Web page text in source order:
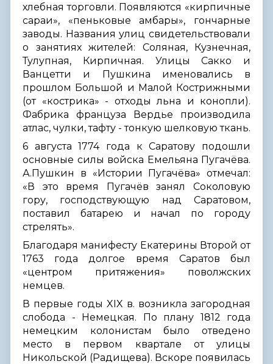
хлебная торговли. Появляются «кирпичные
сараи», «пеньковые амбары», гончарные
заводы. Названия улиц свидетельствовали
о занятиях жителей: Соляная, Кузнечная,
Тулупная, Кирпичная. Улицы Сакко и
Ванцетти и Пушкина именовались в
прошлом Большой и Малой Кострижными
(от «кострика» - отходы льна и конопли).
Фабрика француза Вердье производила
атлас, чулки, тафту - тонкую шелковую ткань.
6 августа 1774 года к Саратову подошли
основные силы войска Емельяна Пугачёва.
А.Пушкин в «Истории Пугачёва» отмечал:
«В это время Пугачёв занял Соколовую
гору, господствующую над Саратовом,
поставил батарею и начал по городу
стрелять».
Благодаря манифесту Екатерины Второй от
1763 года долгое время Саратов был
«центром притяжения» поволжских
немцев.
В первые годы XIX в. возникла загородная
слобода - Немецкая. По плану 1812 года
немецким колонистам было отведено
место в первом квартале от улицы
Никольской (Радищева). Вскоре появилась